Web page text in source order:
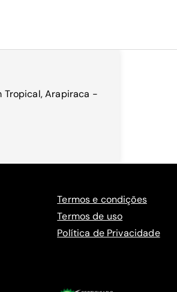
Tropical, Arapiraca -
Termos e condições
Termos de uso
Política de Privacidade